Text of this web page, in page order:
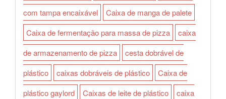
com tampa encaixável
Caixa de manga de palete
Caixa de fermentação para massa de pizza
caixa
de armazenamento de pizza
cesta dobrável de
plástico
caixas dobráveis de plástico
Caixa de
plástico gaylord
Caixas de leite de plástico
caixa